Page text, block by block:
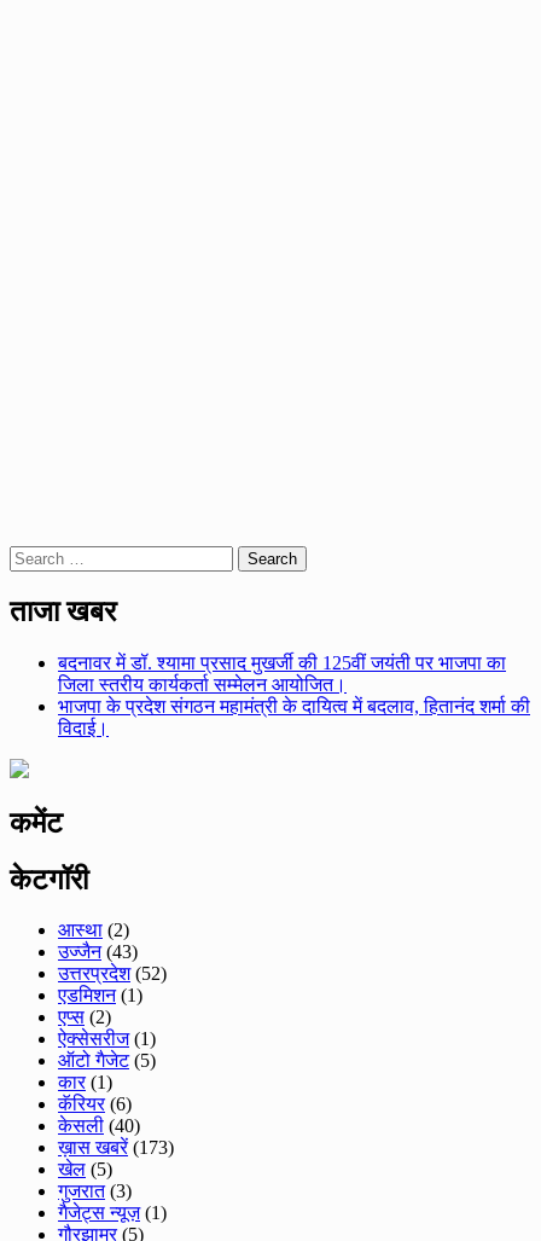
Search
for:
ताजा खबर
बदनावर में डॉ. श्यामा प्रसाद मुखर्जी की 125वीं जयंती पर भाजपा का
जिला स्तरीय कार्यकर्ता सम्मेलन आयोजित।
भाजपा के प्रदेश संगठन महामंत्री के दायित्व में बदलाव, हितानंद शर्मा की
विदाई।
कमेंट
केटगॉरी
आस्था (2)
उज्जैन(43)
उत्तरप्रदेश(52)
एडमिशन(1)
एप्स (2)
ऐक्सेसरीज(1)
ऑटो गैजेट(5)
कार(1)
कॅरियर(6)
केसली (40)
ख़ास खबरें(173)
खेल (5)
गुजरात(3)
गैजेट्स न्यूज़(1)
गौरझामर(5)